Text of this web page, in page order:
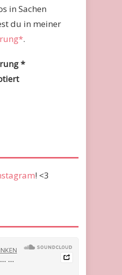
in Sachen
du in meiner
.
*
! <3